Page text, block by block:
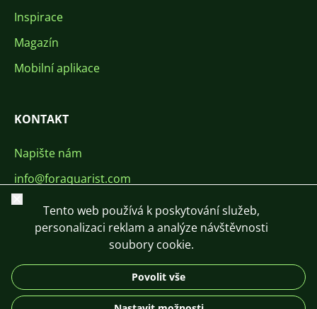
Inspirace
Magazín
Mobilní aplikace
KONTAKT
Napište nám
info@foraquarist.com
+420 603 449 602
DE
Zavřít
Tento web používá k poskytování služeb,
personalizaci reklam a analýze návštěvnosti
soubory cookie.
Povolit vše